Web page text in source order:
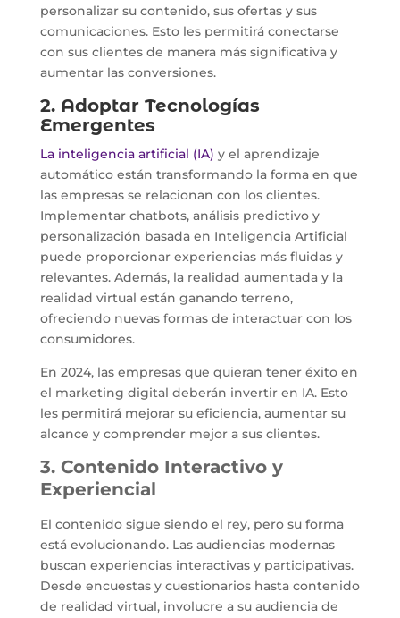
personalizar su contenido, sus ofertas y sus
comunicaciones. Esto les permitirá conectarse
con sus clientes de manera más significativa y
aumentar las conversiones.
2. Adoptar Tecnologías
Emergentes
La inteligencia artificial (IA) y el aprendizaje
automático están transformando la forma en que
las empresas se relacionan con los clientes.
Implementar chatbots, análisis predictivo y
personalización basada en Inteligencia Artificial
puede proporcionar experiencias más fluidas y
relevantes. Además, la realidad aumentada y la
realidad virtual están ganando terreno,
ofreciendo nuevas formas de interactuar con los
consumidores.
En 2024, las empresas que quieran tener éxito en
el marketing digital deberán invertir en IA. Esto
les permitirá mejorar su eficiencia, aumentar su
alcance y comprender mejor a sus clientes.
3. Contenido Interactivo y
Experiencial
El contenido sigue siendo el rey, pero su forma
está evolucionando. Las audiencias modernas
buscan experiencias interactivas y participativas.
Desde encuestas y cuestionarios hasta contenido
de realidad virtual, involucre a su audiencia de